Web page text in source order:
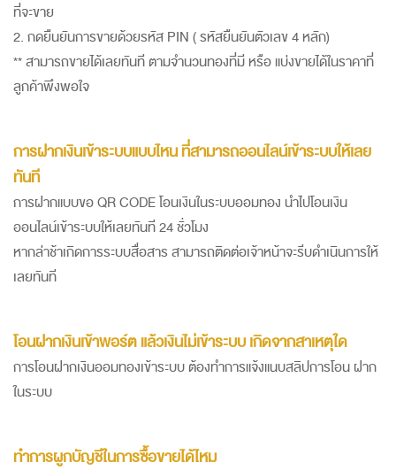
ที่จะขาย
2. กดยืนยันการขายด้วยรหัส PIN ( รหัสยืนยันตัวเลข 4 หลัก)
** สามารถขายได้เลยทันที ตามจำนวนทองที่มี หรือ แบ่งขายได้ในราคาที่
ลูกค้าพึงพอใจ
การฝากเงินเข้าระบบแบบไหน ที่สามารถออนไลน์เข้าระบบให้เลย
ทันที
การฝากแบบขอ QR CODE โอนเงินในระบบออมทอง นำไปโอนเงิน
ออนไลน์เข้าระบบให้เลยทันที 24 ชั่วโมง
หากล่าช้าเกิดการระบบสื่อสาร สามารถติดต่อเจ้าหน้าจะรีบดำเนินการให้
เลยทันที
โอนฝากเงินเข้าพอร์ต แล้วเงินไม่เข้าระบบ เกิดจากสาเหตุใด
การโอนฝากเงินออมทองเข้าระบบ ต้องทำการแจ้งแนบสลิปการโอน ฝาก
ในระบบ
ทำการผูกบัญชีในการซื้อขายได้ไหม